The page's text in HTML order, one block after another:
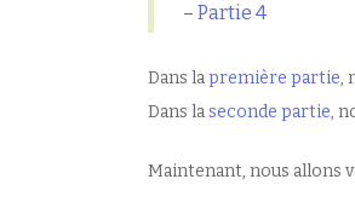
– Partie 4
Dans lapremière partie,
Dans laseconde partie,
Maintenant, nous allons